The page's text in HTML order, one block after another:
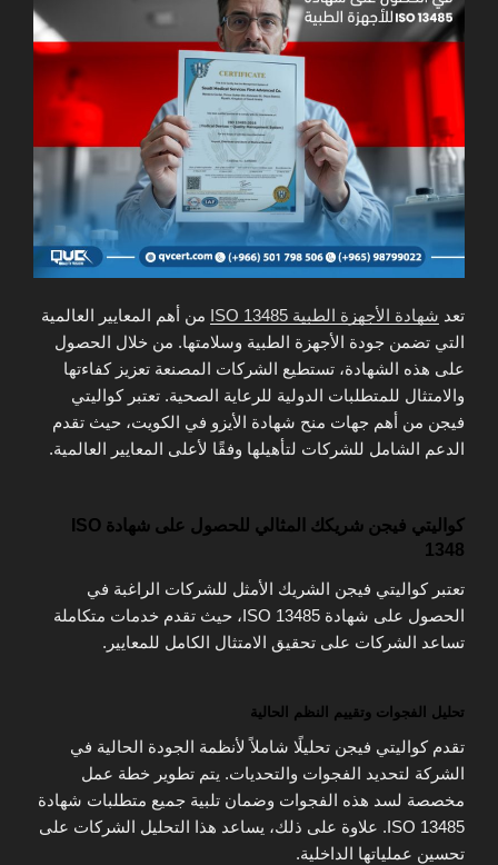
تعد شهادة الأجهزة الطبية ISO 13485
من أهم المعايير العالمية
التي تضمن جودة الأجهزة الطبية وسلامتها. من خلال الحصول
على هذه الشهادة، تستطيع الشركات المصنعة تعزيز كفاءتها
والامتثال للمتطلبات الدولية للرعاية الصحية. تعتبر كواليتي
فيجن من أهم جهات منح شهادة الأيزو في الكويت، حيث تقدم
الدعم الشامل للشركات لتأهيلها وفقًا لأعلى المعايير العالمية.
كواليتي فيجن شريكك المثالي للحصول على شهادة ISO
1348
تعتبر كواليتي فيجن الشريك الأمثل للشركات الراغبة في
الحصول على شهادة ISO 13485، حيث تقدم خدمات متكاملة
تساعد الشركات على تحقيق الامتثال الكامل للمعايير.
تحليل الفجوات وتقييم النظم الحالية
تقدم كواليتي فيجن تحليلًا شاملاً لأنظمة الجودة الحالية في
الشركة لتحديد الفجوات والتحديات. يتم تطوير خطة عمل
مخصصة لسد هذه الفجوات وضمان تلبية جميع متطلبات شهادة
ISO 13485. علاوة على ذلك، يساعد هذا التحليل الشركات على
تحسين عملياتها الداخلية.